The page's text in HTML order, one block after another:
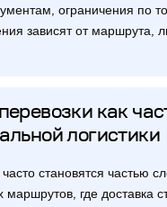
ограничения по
зависят от маршрута,
как
логистики
становятся частью
где доставка